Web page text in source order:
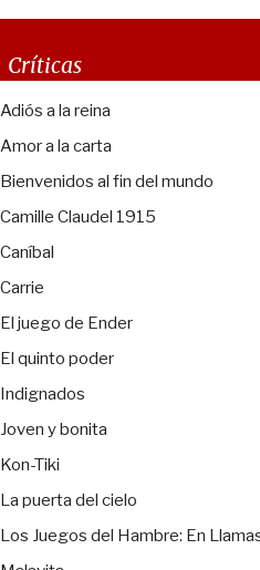
Críticas
Adiós a la reina
Amor a la carta
Bienvenidos al fin del mundo
Camille Claudel 1915
Caníbal
Carrie
El juego de Ender
El quinto poder
Indignados
Joven y bonita
Kon-Tiki
La puerta del cielo
Los Juegos del Hambre: En